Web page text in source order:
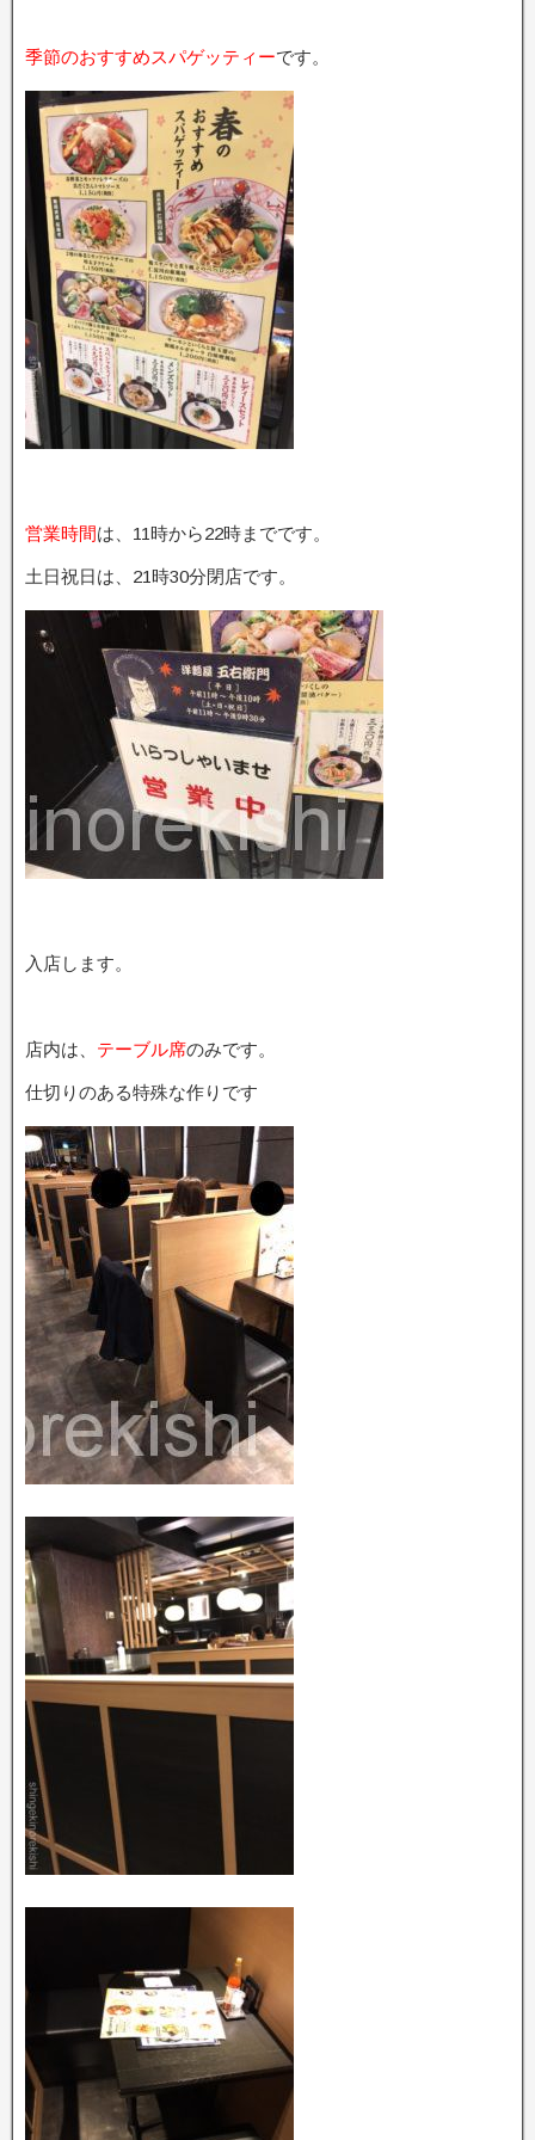
季節のおすすめスパゲッティーです。
営業時間は、11時から22時までです。
土日祝日は、21時30分閉店です。
入店します。
店内は、 テーブル席のみです。
仕切りのある特殊な作りです